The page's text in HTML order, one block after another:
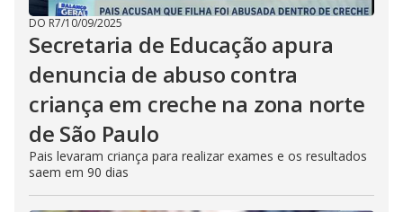
DO R7/10/09/2025
Secretaria de Educação apura
denuncia de abuso contra
criança em creche na zona norte
de São Paulo
Pais levaram criança para realizar exames e os resultados
saem em 90 dias